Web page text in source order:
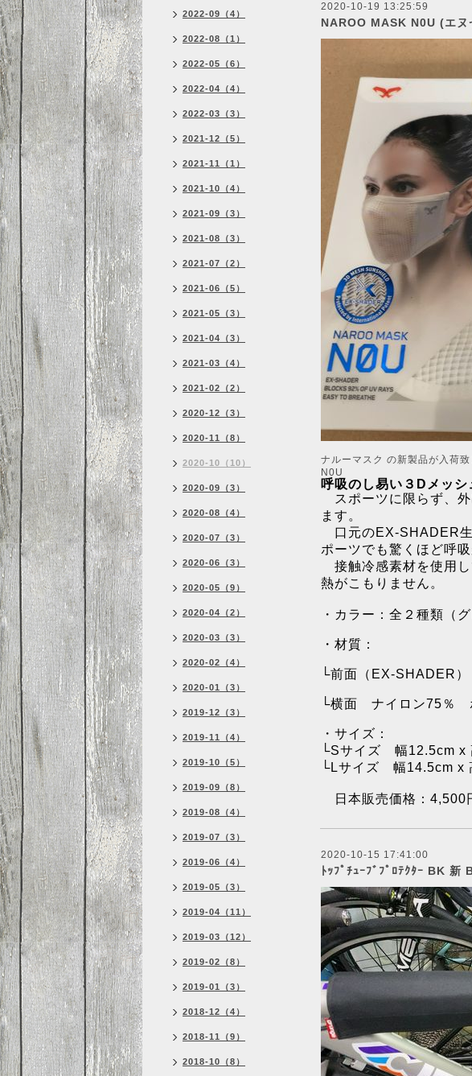
2020-10-19 13:25:59
NAROO MASK N0U (エヌ
ナルーマスク の新製品が入荷致
N0U
呼吸のし易い３Dメッ
スポーツに限らず、外
ます。
口元のEX-SHADER生
ポーツでも驚くほど呼
接触冷感素材を使用し
熱がこもりません。
・カラー：全２種類（
・材質：
└前面（EX-SHADER
└横面 ナイロン75％
・サイズ：
└Sサイズ 幅12.5cm x
└Lサイズ 幅14.5cm x
日本販売価格： 4,500
2020-10-15 17:41:00
ﾄｯﾌﾟﾁｭｰﾌﾞﾌﾟﾛﾃｸﾀｰ BK 新
2022-09（4）
2022-08（1）
2022-05（6）
2022-04（4）
2022-03（3）
2021-12（5）
2021-11（1）
2021-10（4）
2021-09（3）
2021-08（3）
2021-07（2）
2021-06（5）
2021-05（3）
2021-04（3）
2021-03（4）
2021-02（2）
2020-12（3）
2020-11（8）
2020-10（10）
2020-09（3）
2020-08（4）
2020-07（3）
2020-06（3）
2020-05（9）
2020-04（2）
2020-03（3）
2020-02（4）
2020-01（3）
2019-12（3）
2019-11（4）
2019-10（5）
2019-09（8）
2019-08（4）
2019-07（3）
2019-06（4）
2019-05（3）
2019-04（11）
2019-03（12）
2019-02（8）
2019-01（3）
2018-12（4）
2018-11（9）
2018-10（8）